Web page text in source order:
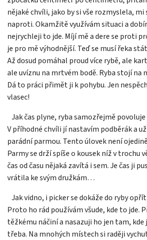
nějaké chvíli, jako by si vše rozmyslela, mi
naproti. Okamžitě využívám situaci a
nejrychleji to jde. Míjí mě a dere se proti
je pro mě výhodnější. Teď se musí řeka
Až dosud pomáhal proud více rybě, ale
ale uvíznu na mrtvém bodě. Ryba stojí na
Dá to práci přimět ji k pohybu. Jen
vlasec!
Jak čas plyne, ryba samozřejmě povoluje
V příhodné chvíli jí nastavím podběrák a
parádní parmou. Tento úlovek není
Parmy se drží spíše o kousek níž v trochu
čas od času nějaká zavítá i sem. Je čas ji
vrátila ke svým družkám…
Jak vidno, i picker se dokáže do ryby
Proto ho rád používám všude, kde to jde.
těžkému náčiní a nasazuji ho jen tam, kde
třeba. Na mnohých místech si raději